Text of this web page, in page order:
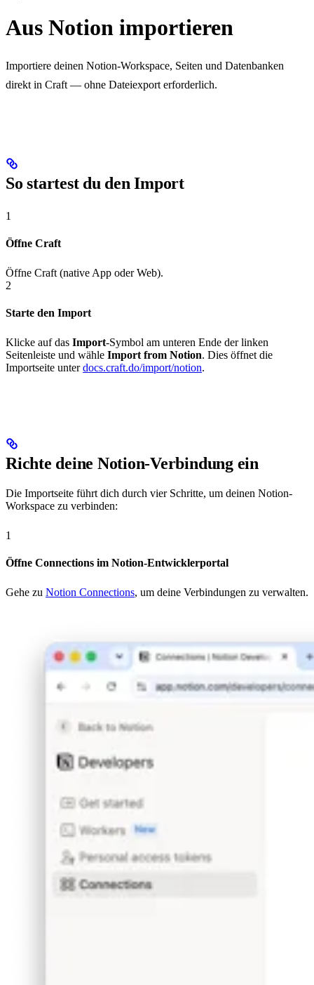
Aus Notion importieren
Importiere deinen Notion-Workspace, Seiten und Datenbanken
direkt in Craft — ohne Dateiexport erforderlich.
So startest du den Import
1
Öffne Craft
Öffne Craft (native App oder Web).
2
Starte den Import
Klicke auf das Import-Symbol am unteren Ende der linken
Seitenleiste und wähle Import from Notion. Dies öffnet die
Importseite unterdocs.craft.do/import/notion.
Richte deine Notion-Verbindung ein
Die Importseite führt dich durch vier Schritte, um deinen Notion-
Workspace zu verbinden:
1
Öffne Connections im Notion-Entwicklerportal
Gehe zu Notion Connections, um deine Verbindungen zu verwalten.